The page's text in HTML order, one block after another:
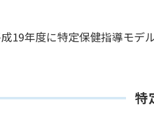
19年度に特定保健指導モデ
特